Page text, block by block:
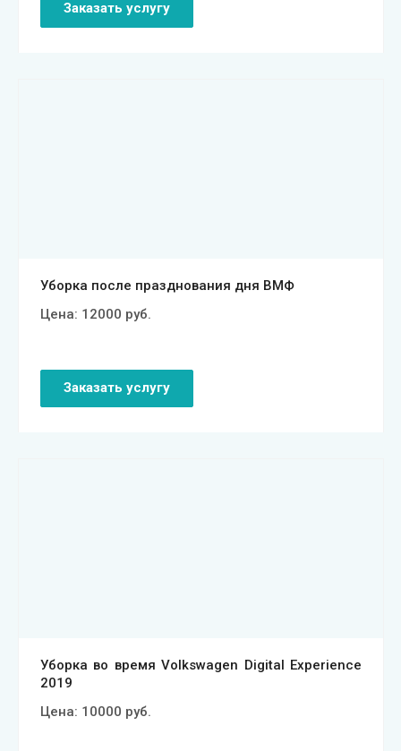
Заказать услугу
Уборка после празднования дня ВМФ
Цена: 12000 руб.
Заказать услугу
Уборка во время Volkswagen Digital Experience
2019
Цена: 10000 руб.